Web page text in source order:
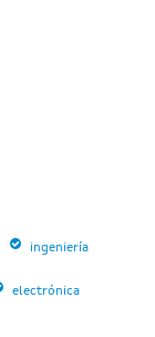
ingeniería
electrónica